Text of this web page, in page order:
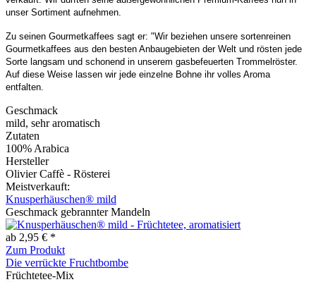
unser Sortiment aufnehmen.
Zu seinen Gourmetkaffees sagt er: "Wir beziehen unsere sortenreinen
Gourmetkaffees aus den besten Anbaugebieten der Welt und rösten jede
Sorte langsam und schonend in unserem gasbefeuerten Trommelröster.
Auf diese Weise lassen wir jede einzelne Bohne ihr volles Aroma
entfalten.
Geschmack
mild, sehr aromatisch
Zutaten
100% Arabica
Hersteller
Olivier Caffè - Rösterei
Meistverkauft:
Knusperhäuschen® mild
Geschmack gebrannter Mandeln
ab 2,95 € *
Zum Produkt
Die verrückte Fruchtbombe
Früchtetee-Mix